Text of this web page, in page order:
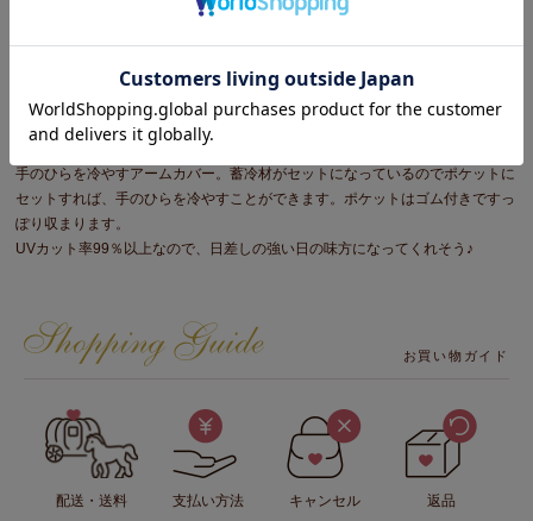
手のひらを冷やし深部体温を下げ暑さ対策に！
手のひらを冷やすアームカバー。蓄冷材がセットになっているのでポケットに
セットすれば、手のひらを冷やすことができます。ポケットはゴム付きですっ
ぽり収まります。
UVカット率99％以上なので、日差しの強い日の味方になってくれそう♪
お買い物ガイド
配送・送料 支払い方法 キャンセル 返品